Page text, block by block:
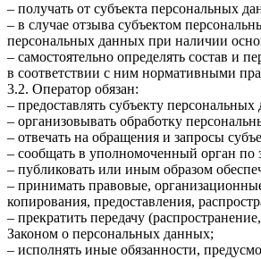
– получать от субъекта персональных
– в случае отзыва субъектом
персональных данных при наличии
– самостоятельно определять состав и
в соответствии с ним нормативными
3.2. Оператор обязан:
– предоставлять субъекту
– организовывать обработку
– отвечать на обращения и запросы
– сообщать в уполномоченный орган по
– публиковать или иным образом
– принимать правовые,
копирования, предоставления,
– прекратить передачу
Законом о персональных данных;
– исполнять иные обязанности,